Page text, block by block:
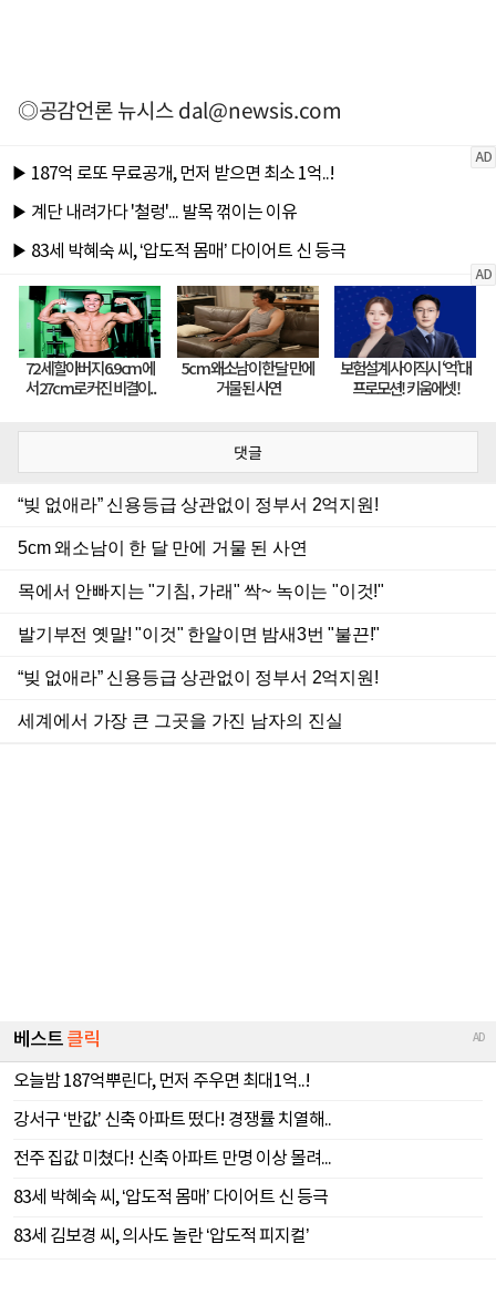
◎공감언론 뉴시스dal@newsis.com
댓글